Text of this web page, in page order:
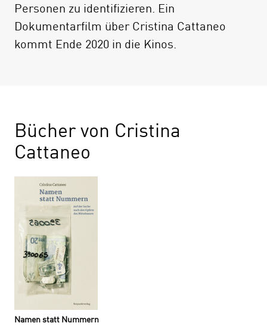
Personen zu identifizieren. Ein
Dokumentarfilm über Cristina Cattaneo
kommt Ende 2020 in die Kinos.
Bücher von Cristina
Cattaneo
Namen statt Nummern